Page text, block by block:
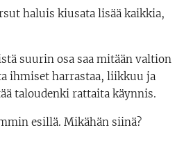
haluis kiusata lisää kaikkia,
suurin osa saa mitään valtion
ihmiset harrastaa, liikkuu ja
taloudenki rattaita käynnis.
esillä. Mikähän siinä?